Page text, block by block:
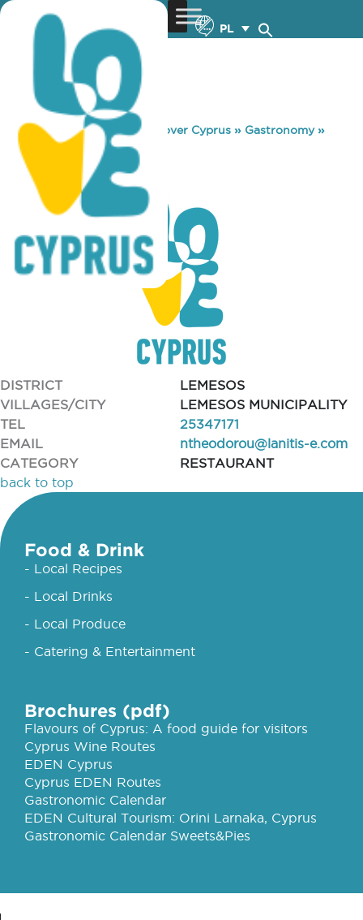
PL
You are here: Home »Discover Cyprus » Gastronomy»
CIAO NAPOLI
CIAO NAPOLI
DISTRICT
LEMESOS
VILLAGES/CITY
LEMESOS MUNICIPALITY
TEL
25347171
EMAIL
ntheodorou@lanitis-e.com
CATEGORY
RESTAURANT
back to top
Food & Drink
- Local Recipes
- Local Drinks
- Local Produce
- Catering & Entertainment
Brochures (pdf)
Flavours of Cyprus: A food guide for visitors
Cyprus Wine Routes
EDEN Cyprus
Cyprus EDEN Routes
Gastronomic Calendar
EDEN Cultural Tourism: Orini Larnaka, Cyprus
Gastronomic Calendar Sweets&Pies